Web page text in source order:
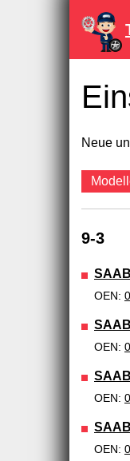
Neue
9-3
OEN:
OEN:
OEN:
OEN: